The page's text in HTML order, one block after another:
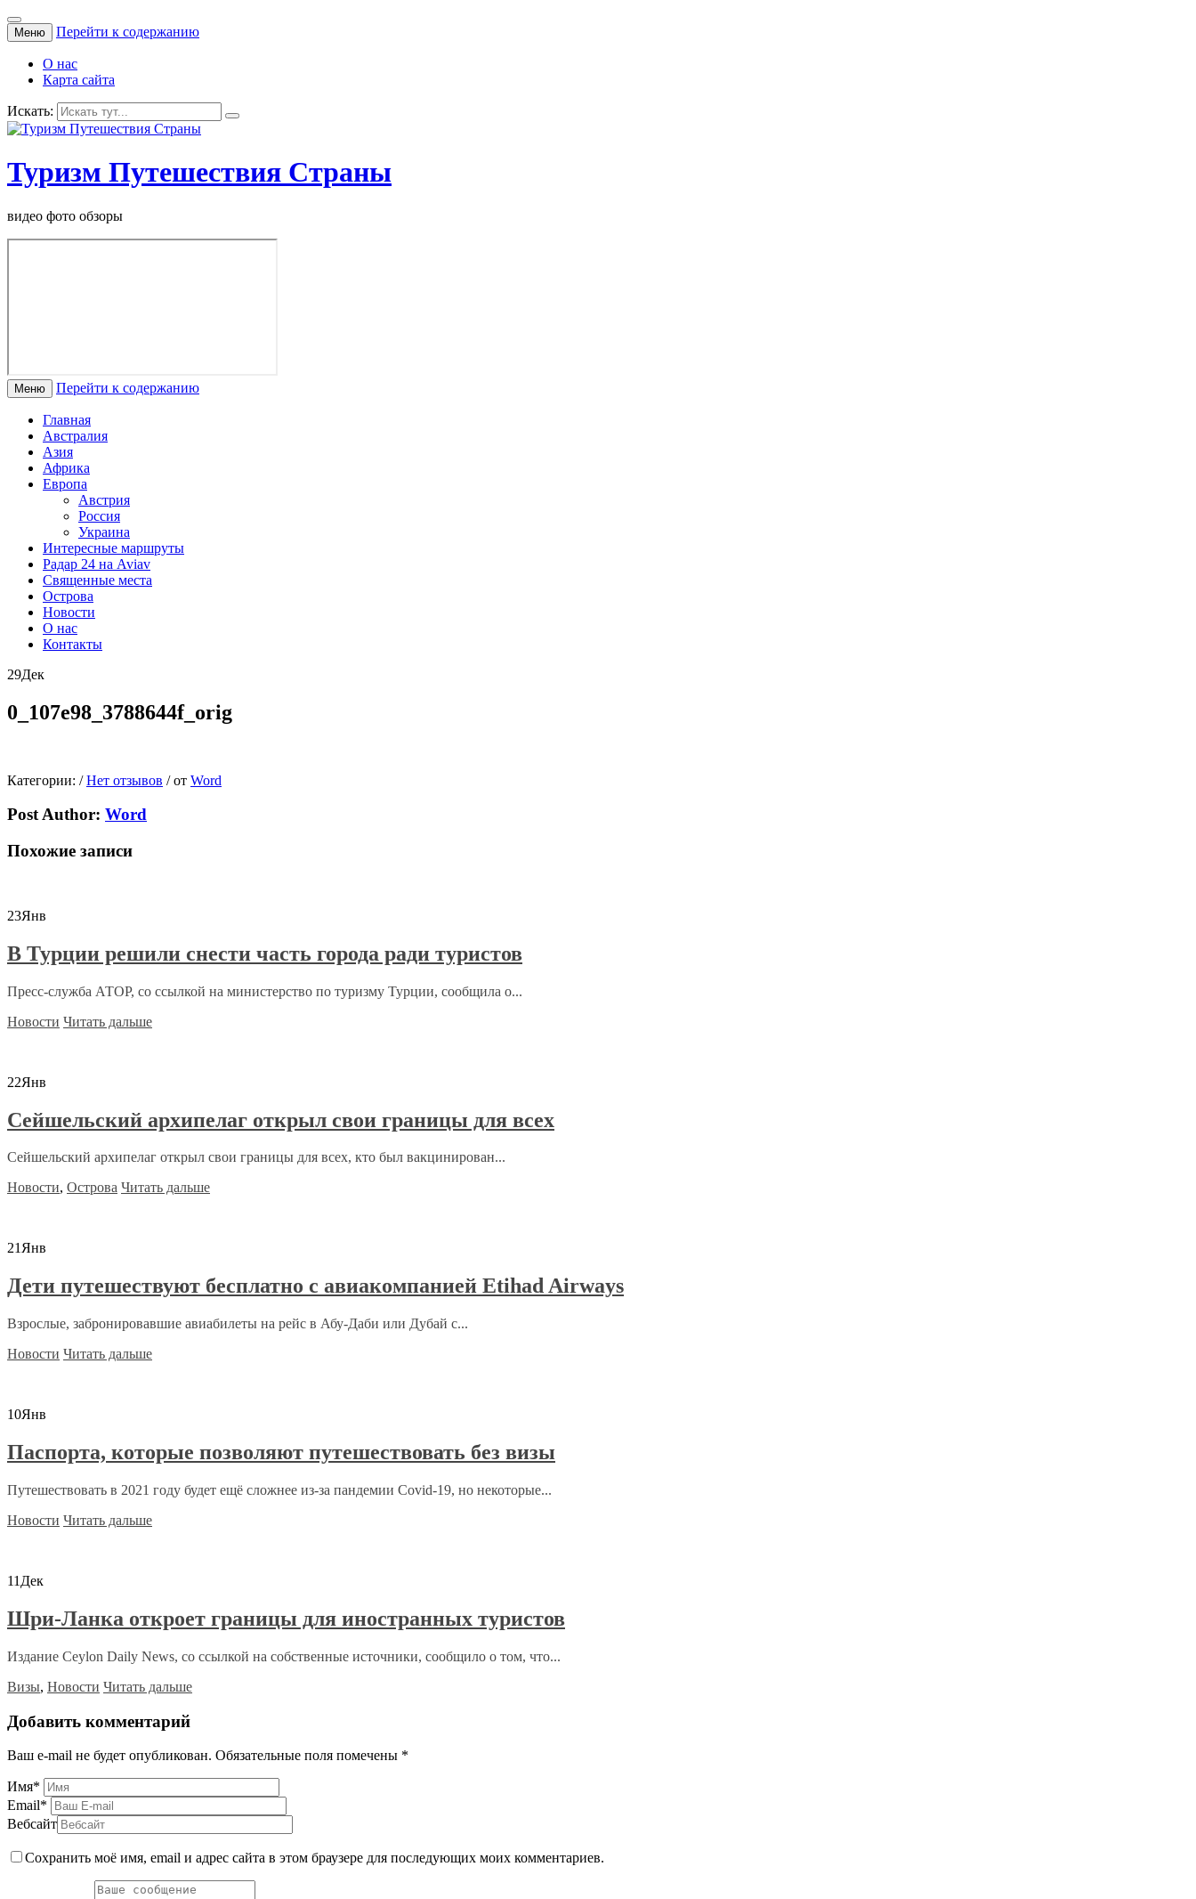
Меню Перейти к содержанию
О нас
Карта сайта
Искать:
Туризм Путешествия Страны
видео фото обзоры
Меню Перейти к содержанию
Главная
Австралия
Азия
Африка
Европа
Австрия
Россия
Украина
Интересные маршруты
Радар 24 на Aviav
Священные места
Острова
Новости
О нас
Контакты
29Дек
0_107e98_3788644f_orig
Категории: / Нет отзывов /от Word
Post Author: Word
Похожие записи
23Янв
В Турции решили снести часть города ради туристов
Пресс-служба АТОР, со ссылкой на министерство по туризму Турции, сообщила о...
Новости Читать дальше
22Янв
Сейшельский архипелаг открыл свои границы для всех
Сейшельский архипелаг открыл свои границы для всех, кто был вакцинирован...
Новости, Острова Читать дальше
21Янв
Дети путешествуют бесплатно с авиакомпанией Etihad Airways
Взрослые, забронировавшие авиабилеты на рейс в Абу-Даби или Дубай с...
Новости Читать дальше
10Янв
Паспорта, которые позволяют путешествовать без визы
Путешествовать в 2021 году будет ещё сложнее из-за пандемии Covid-19, но некоторые...
Новости Читать дальше
11 Дек
Шри-Ланка откроет границы для иностранных туристов
Издание Ceylon Daily News, со ссылкой на собственные источники, сообщило о том, что...
Визы, Новости Читать дальше
Добавить комментарий
Ваш e-mail не будет опубликован. Обязательные поля помечены *
Имя*
Email*
Вебсайт
Сохранить моё имя, email и адрес сайта в этом браузере для последующих моих комментариев.